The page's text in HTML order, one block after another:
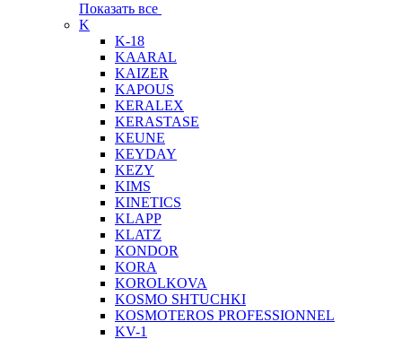
Показать все
K
K-18
KAARAL
KAIZER
KAPOUS
KERALEX
KERASTASE
KEUNE
KEYDAY
KEZY
KIMS
KINETICS
KLAPP
KLATZ
KONDOR
KORA
KOROLKOVA
KOSMO SHTUCHKI
KOSMOTEROS PROFESSIONNEL
KV-1